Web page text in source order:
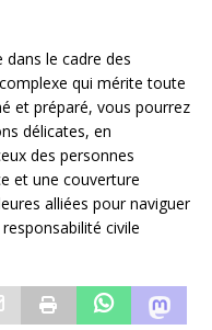
dans le cadre des
qui mérite toute
et préparé, vous pourrez
délicates, en
des personnes
et une couverture
alliées pour naviguer
civile